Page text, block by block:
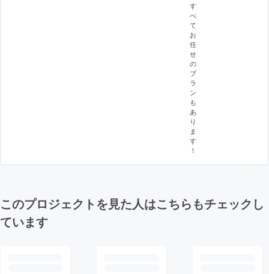
す
べ
て
お
任
せ
の
プ
ラ
ン
も
あ
り
ま
す
！
このプロジェクトを見た人はこちらもチェックし
ています